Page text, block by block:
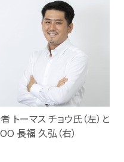
ーマス チョウ氏（左）と
長福 久弘（右）